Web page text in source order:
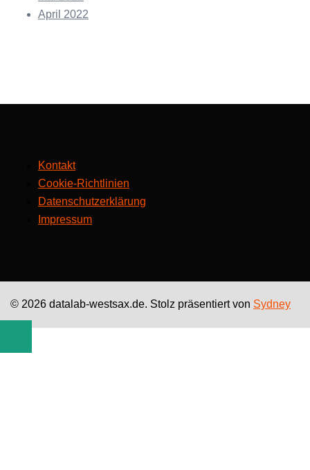
April 2022
Kontakt
Cookie-Richtlinien
Datenschutzerklärung
Impressum
© 2026 datalab-westsax.de. Stolz präsentiert von Sydney